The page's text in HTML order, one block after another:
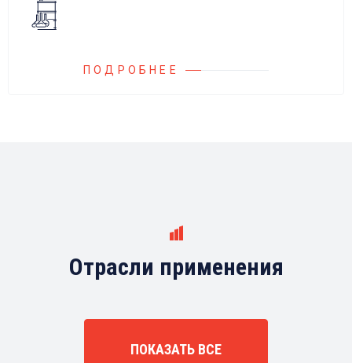
иностранных производителей.
ПОДРОБНЕЕ
Отрасли применения
ПОКАЗАТЬ ВСЕ